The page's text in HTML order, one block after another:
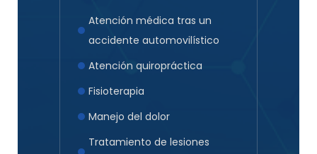
Atención médica tras un
accidente automovilístico
Atención quiropráctica
Fisioterapia
Manejo del dolor
Tratamiento de lesiones